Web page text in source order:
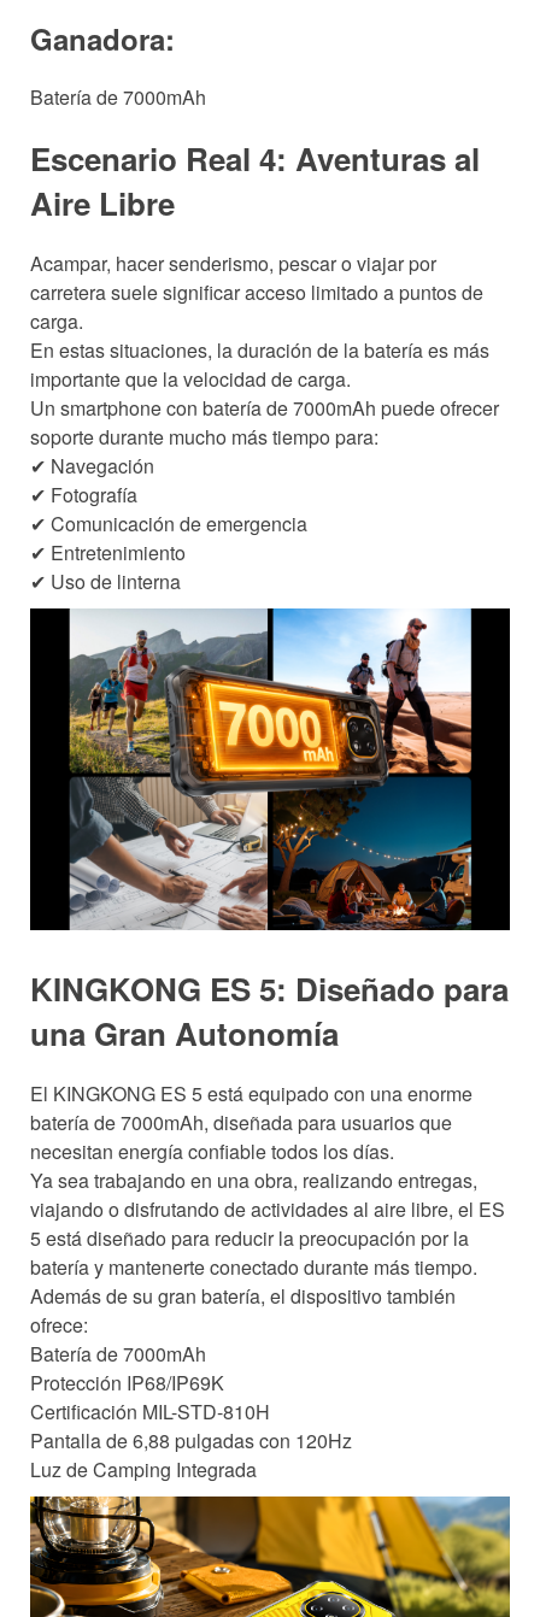
Ganadora:
Batería de 7000mAh
Escenario Real 4: Aventuras al
Aire Libre
Acampar, hacer senderismo, pescar o viajar por
carretera suele significar acceso limitado a puntos de
carga.
En estas situaciones, la duración de la batería es más
importante que la velocidad de carga.
Un smartphone con batería de 7000mAh puede ofrecer
soporte durante mucho más tiempo para:
✔ Navegación
✔ Fotografía
✔ Comunicación de emergencia
✔ Entretenimiento
✔ Uso de linterna
KINGKONG ES 5: Diseñado para
una Gran Autonomía
El KINGKONG ES 5 está equipado con una enorme
batería de 7000mAh, diseñada para usuarios que
necesitan energía confiable todos los días.
Ya sea trabajando en una obra, realizando entregas,
viajando o disfrutando de actividades al aire libre, el ES
5 está diseñado para reducir la preocupación por la
batería y mantenerte conectado durante más tiempo.
Además de su gran batería, el dispositivo también
ofrece:
Batería de 7000mAh
Protección IP68/IP69K
Certificación MIL-STD-810H
Pantalla de 6,88 pulgadas con 120Hz
Luz de Camping Integrada